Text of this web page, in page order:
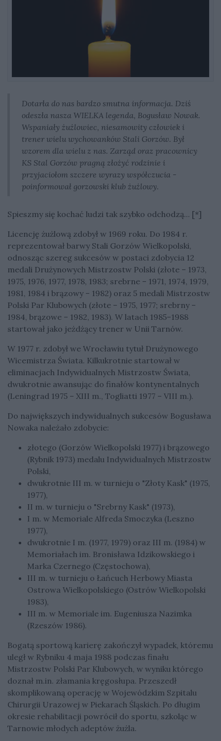
Dotarła do nas bardzo smutna informacja. Dziś
odeszła nasza WIELKA legenda, Bogusław Nowak.
Wspaniały żużlowiec, niesamowity człowiek i
trener wielu wychowanków Stali Gorzów. Był
wzorem dla wielu z nas. Zarząd oraz pracownicy
KS Stal Gorzów pragną złożyć rodzinie i
przyjaciołom szczere wyrazy współczucia -
poinformował gorzowski klub żużlowy.
Spieszmy się kochać ludzi tak szybko odchodzą... [*]
Licencję żużlową zdobył w 1969 roku. Do 1984 r.
reprezentował barwy Stali Gorzów Wielkopolski,
odnosząc szereg sukcesów w postaci zdobycia 12
medali Drużynowych Mistrzostw Polski (złote – 1973,
1975, 1976, 1977, 1978, 1983; srebrne – 1971, 1974, 1979,
1981, 1984 i brązowy – 1982) oraz 5 medali Mistrzostw
Polski Par Klubowych (złote – 1975, 1977; srebrny –
1984, brązowe – 1982, 1983). W latach 1985–1988
startował jako jeżdżący trener w Unii Tarnów.
W 1977 r. zdobył we Wrocławiu tytuł Drużynowego
Wicemistrza Świata. Kilkukrotnie startował w
eliminacjach Indywidualnych Mistrzostw Świata,
dwukrotnie awansując do finałów kontynentalnych
(Leningrad 1975 – XIII m., Togliatti 1977 – VIII m.).
Do największych indywidualnych sukcesów Bogusława
Nowaka należało zdobycie:
złotego (Gorzów Wielkopolski 1977) i brązowego
(Rybnik 1973) medalu Indywidualnych Mistrzostw
Polski,
dwukrotnie III m. w turnieju o "Złoty Kask" (1975,
1977),
II m. w turnieju o "Srebrny Kask" (1973),
I m. w Memoriale Alfreda Smoczyka (Leszno
1977),
dwukrotnie I m. (1977, 1979) oraz III m. (1984) w
Memoriałach im. Bronisława Idzikowskiego i
Marka Czernego (Częstochowa),
III m. w turnieju o Łańcuch Herbowy Miasta
Ostrowa Wielkopolskiego (Ostrów Wielkopolski
1983),
III m. w Memoriale im. Eugeniusza Nazimka
(Rzeszów 1986).
Bogatą sportową karierę zakończył wypadek, któremu
uległ w Rybniku 4 maja 1988 podczas finału
Mistrzostw Polski Par Klubowych, w wyniku którego
doznał m.in. złamania kręgosłupa. Przeszedł
skomplikowaną operację w Wojewódzkim Szpitalu
Chirurgii Urazowej w Piekarach Śląskich. Po długim
okresie rehabilitacji powrócił do sportu, szkoląc w
Tarnowie młodych adeptów żużla.